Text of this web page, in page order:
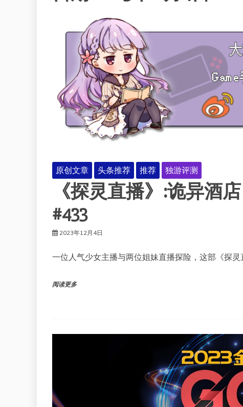
原创文章 头条推荐 推荐 独游评测
《探灵直播》:诡异
#433
2023年12月4日
一位人气少女主播与两位姐妹直播探险，这部《探灵
阅读更多